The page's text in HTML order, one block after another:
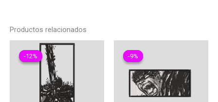
Productos relacionados
-12%
-12% -9%
-9%